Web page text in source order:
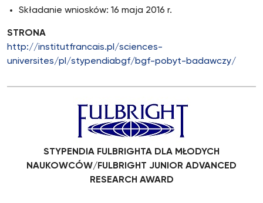
Składanie wniosków: 16 maja 2016 r.
STRONA
http://institutfrancais.pl/sciences-
universites/pl/stypendiabgf/bgf-pobyt-badawczy/
STYPENDIA FULBRIGHTA DLA MŁODYCH
NAUKOWCÓW/FULBRIGHT JUNIOR ADVANCED
RESEARCH AWARD